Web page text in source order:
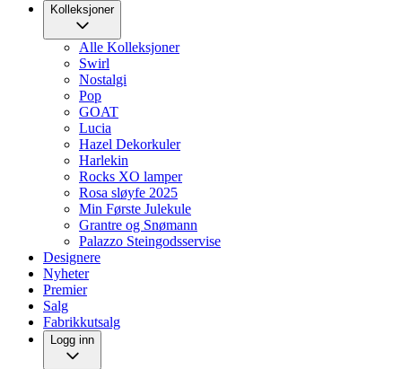
Kolleksjoner
Alle Kolleksjoner
Swirl
Nostalgi
Pop
GOAT
Lucia
Hazel Dekorkuler
Harlekin
Rocks XO lamper
Rosa sløyfe 2025
Min Første Julekule
Grantre og Snømann
Palazzo Steingodsservise
Designere
Nyheter
Premier
Salg
Fabrikkutsalg
Logg inn